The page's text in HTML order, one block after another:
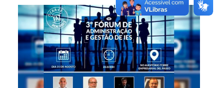
4º
Fórum
De
Gestão
Pública